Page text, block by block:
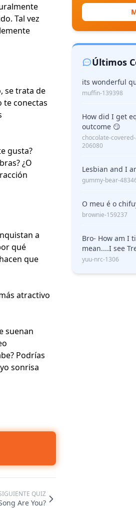
Tal vez
se trata de
te conectas
gusta?
¿O
a
qué
que
atractivo
suenan
Podrías
sonrisa
QUIZ
Are You?
Últimos
its wonderful
muffin-139398
How did I get
outcome 😏
chocolate-
206080
Lesbian
gummy-bear-
O meu é o
brownie-159237
Bro- How am I
mean....I see
yuu-nrc-1306